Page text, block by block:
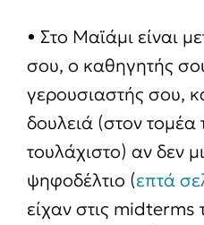
• Στο Μαϊάμι είναι
σου, ο καθηγητής
γερουσιαστής σου,
δουλειά (στον
τουλάχιστο) αν δεν
ψηφοδέλτιο (επτά
είχαν στις midterms